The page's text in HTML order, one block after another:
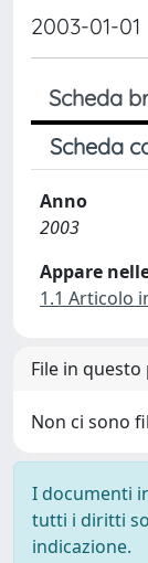
2003-01-01
Scheda
Scheda
Anno
2003
Appare
1.1 Articolo
File in
Non ci sono
I documenti
tutti i diritti
indicazione.